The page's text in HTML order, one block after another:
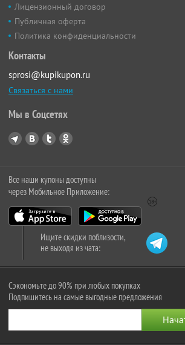
Лицензионный договор
Публичная оферта
Политика конфиденциальности
Контакты
sprosi@kupikupon.ru
Связаться с нами
Мы в Соцсетях
Все наши купоны доступны
через Мобильное Приложение:
Ищите скидки поблизости,
не выходя из чата:
Сэкономьте до 90% при любых покупках
Подпишитесь на самые выгодные предложения